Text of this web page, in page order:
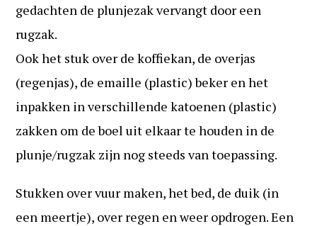
gedachten de plunjezak vervangt door een
rugzak.
Ook het stuk over de koffiekan, de overjas
(regenjas), de emaille (plastic) beker en het
inpakken in verschillende katoenen (plastic)
zakken om de boel uit elkaar te houden in de
plunje/rugzak zijn nog steeds van toepassing.
Stukken over vuur maken, het bed, de duik (in
een meertje), over regen en weer opdrogen. Een